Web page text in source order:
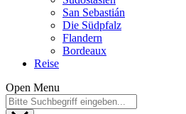
San Sebastián
Die Südpfalz
Flandern
Bordeaux
Reise
Open Menu